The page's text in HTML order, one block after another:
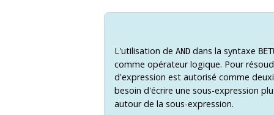
L'utilisation de AND dans la syntaxe
comme opérateur logique. Pour
d'expression est autorisé comme
besoin d'écrire une sous-expression
autour de la sous-expression.